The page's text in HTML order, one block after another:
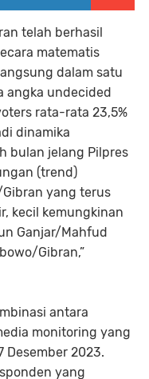
telah berhasil
matematis
dalam satu
angka undecided
rata-rata 23,5%
dinamika
bulan jelang Pilpres
(trend)
yang terus
kecil kemungkinan
Ganjar/Mahfud
Gibran,”
antara
monitoring yang
Desember 2023.
yang